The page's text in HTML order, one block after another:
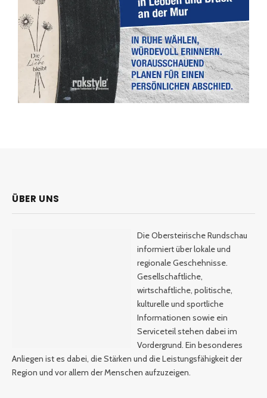
ÜBER UNS
Die Obersteirische Rundschau
informiert über lokale und
regionale Geschehnisse.
Gesellschaftliche,
wirtschaftliche, politische,
kulturelle und sportliche
Informationen sowie ein
Serviceteil stehen dabei im
Vordergrund. Ein besonderes
Anliegen ist es dabei, die Stärken und die Leistungsfähigkeit der
Region und vor allem der Menschen aufzuzeigen.